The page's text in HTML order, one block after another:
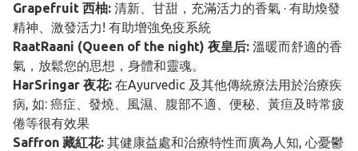
Grapefruit 西柚: 清新、甘甜，充滿活力的香氣 · 有助煥發
精神、激發活力! 有助增強免疫系統
RaatRaani (Queen of the night) 夜皇后: 溫暖而舒適的香
氣，放鬆您的思想，身體和靈魂。
HarSringar 夜花: 在Ayurvedic 及其他傳統療法用於治療疾
病, 如: 癌症、發燒、風濕、腹部不適、便秘、黃疸及時常疲
倦等很有效果
Saffron 藏紅花: 其健康益處和治療特性而廣為人知, 心憂鬱